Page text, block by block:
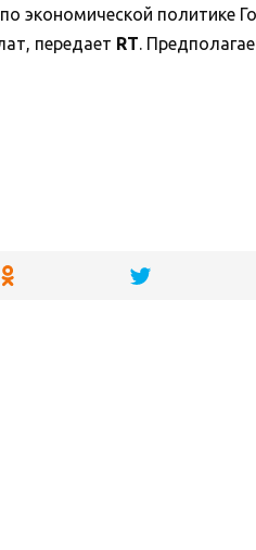
экономической политике
передает RT.